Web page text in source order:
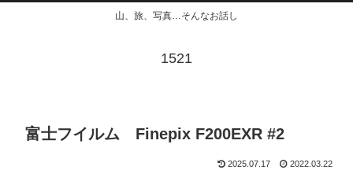
山、旅、写真…そんなお話し
1521
富士フイルム Finepix F200EXR #2
2025.07.17 2022.03.22